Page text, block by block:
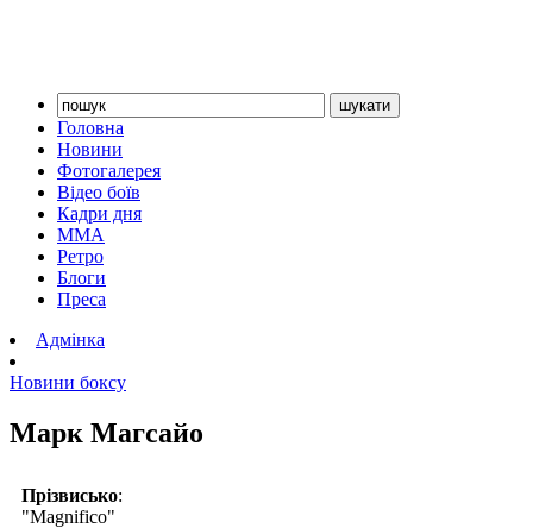
Головна
Новини
Фотогалерея
Відео боїв
Кадри дня
ММА
Ретро
Блоги
Преса
Адмінка
Новини боксу
Марк Магсайо
Прізвисько:
"Magnifico"